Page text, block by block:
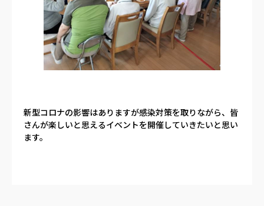
新型コロナの影響はありますが感染対策を取りながら、皆
さんが楽しいと思えるイベントを開催していきたいと思い
ます。